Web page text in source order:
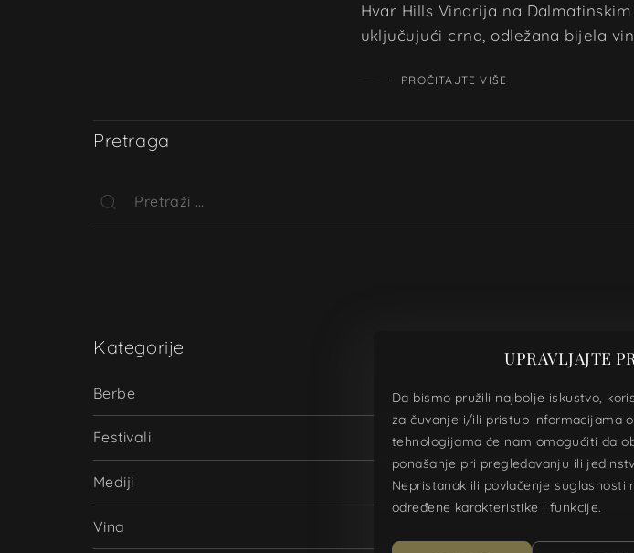
UPRAVLJAJTE
Da bismo pružili najbolje iskustvo,
za čuvanje i/ili pristup informacijama
tehnologijama će nam omogućiti da
ponašanje pri pregledavanju ili
Nepristanak ili povlačenje
određene karakteristike i funkcije.
Hvar Hills Vinarija na
uključujući crna, odležana bijela
PROČITAJTE VIŠE
Pretraga
Kategorije
Berbe
Festivali
Mediji
Vina